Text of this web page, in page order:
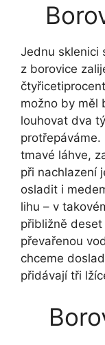
Jednu sklenici
z borovice
možno by měl
louhovat dva
tmavé láhve,
při nachlazení
osladit i
lihu – v
přibližně
převařenou
chceme
přidávají tři